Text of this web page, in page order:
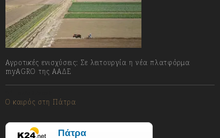
Αγροτικές ενισχύσεις: Σε λειτουργία η νέα πλατφόρμα
myAGRO της ΑΑΔΕ
Ο καιρός στη Πάτρα